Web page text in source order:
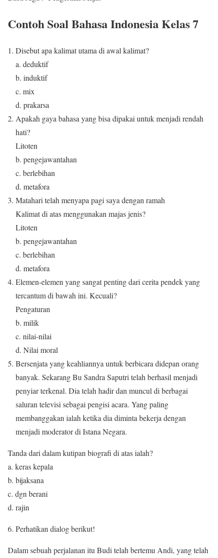
Contoh Soal Bahasa Indonesia Kelas 7
Disebut apa kalimat utama di awal kalimat?
a. deduktif
b. induktif
c. mix
d. prakarsa
Apakah gaya bahasa yang bisa dipakai untuk menjadi rendah
hati?
Litoten
b. pengejawantahan
c. berlebihan
d. metafora
Matahari telah menyapa pagi saya dengan ramah
Kalimat di atas menggunakan majas jenis?
Litoten
b. pengejawantahan
c. berlebihan
d. metafora
Elemen-elemen yang sangat penting dari cerita pendek yang
tercantum di bawah ini. Kecuali?
Pengaturan
b. milik
c. nilai-nilai
d. Nilai moral
Bersenjata yang keahliannya untuk berbicara didepan orang
banyak. Sekarang Bu Sandra Saputri telah berhasil menjadi
penyiar terkenal. Dia telah hadir dan muncul di berbagai
saluran televisi sebagai pengisi acara. Yang paling
membanggakan ialah ketika dia diminta bekerja dengan
menjadi moderator di Istana Negara.
Tanda dari dalam kutipan biografi di atas ialah?
a. keras kepala
b. bijaksana
c. dgn berani
d. rajin
Perhatikan dialog berikut!
Dalam sebuah perjalanan itu Budi telah bertemu Andi, yang telah